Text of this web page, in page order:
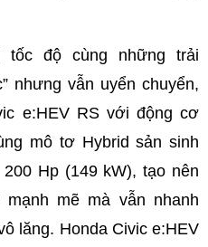
độ cùng những trải
nhưng vẫn uyển chuyển,
e:HEV RS với động cơ
mô tơ Hybrid sản sinh
Hp (149 kW), tạo nên
mẽ mà vẫn nhanh
lăng. Honda Civic e:HEV